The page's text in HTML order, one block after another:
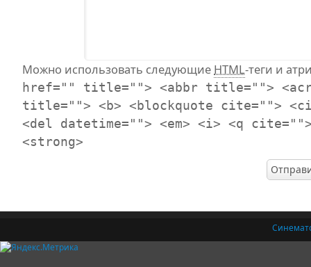
Можно использовать следующие HTML-теги и
href="" title=""> <abbr title="">
title=""> <b> <blockquote cite="">
<del datetime=""> <em> <i> <q
<strong>